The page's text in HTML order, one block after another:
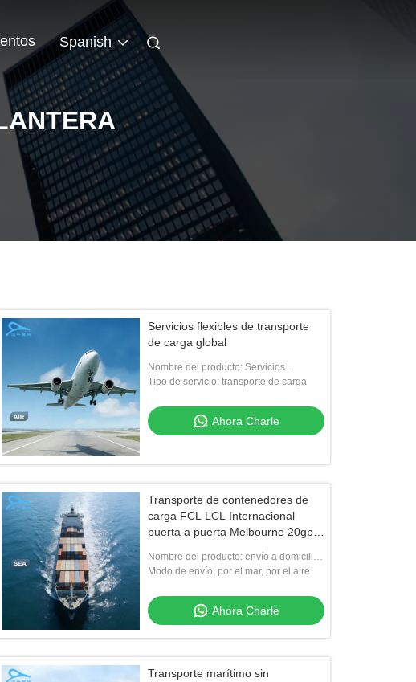
Spanish
Servicios flexibles de transporte
de carga global
Nombre del producto: Servicios
globales de transporte de carga
Tipo de servicio: transporte de carga
Ahora Charle
Transporte de contenedores de
carga FCL LCL Internacional
puerta a puerta Melbourne 20gp
Nombre del producto: envío a domicilio
internacional de la carga
Modo de envío: por el mar, por el aire
Ahora Charle
Transporte marítimo sin